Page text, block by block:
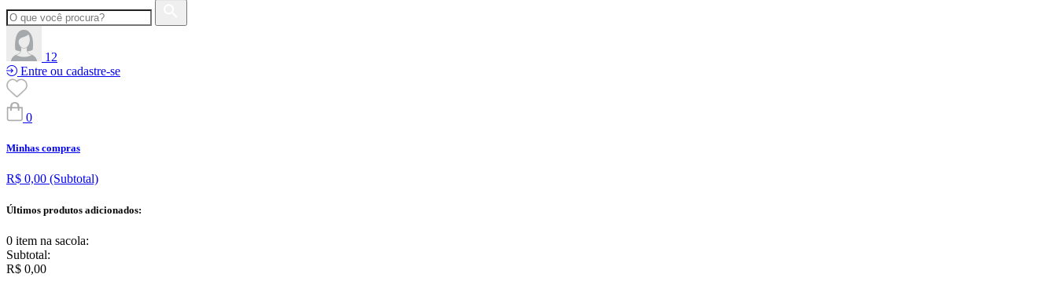
12
Entre ou cadastre-se
0
Minhas compras
R$ 0,00 (Subtotal)
Últimos produtos adicionados:
0 item na sacola:
Subtotal:
R$ 0,00